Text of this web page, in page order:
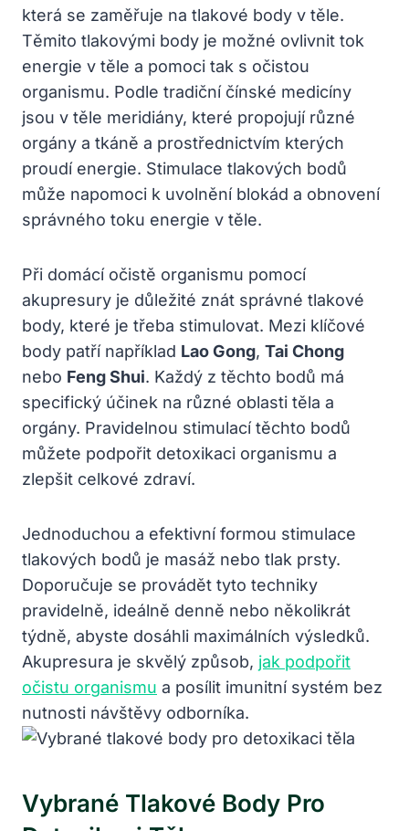
která se zaměřuje na tlakové body v těle.
Těmito tlakovými body je možné ovlivnit tok
energie v těle a pomoci tak s očistou
organismu. Podle tradiční čínské medicíny
jsou v těle meridiány, které propojují různé
orgány a tkáně a prostřednictvím kterých
proudí energie. Stimulace tlakových bodů
může napomoci k uvolnění blokád a obnovení
správného toku energie v těle.
Při domácí očistě organismu pomocí
akupresury je důležité znát správné tlakové
body, které je třeba stimulovat. Mezi klíčové
body patří například Lao Gong, Tai Chong
nebo Feng Shui. Každý z těchto bodů má
specifický účinek na různé oblasti těla a
orgány. Pravidelnou stimulací těchto bodů
můžete podpořit detoxikaci organismu a
zlepšit celkové zdraví.
Jednoduchou a efektivní formou stimulace
tlakových bodů je masáž nebo tlak prsty.
Doporučuje se provádět tyto techniky
pravidelně, ideálně denně nebo několikrát
týdně, abyste dosáhli maximálních výsledků.
Akupresura je skvělý způsob, jak podpořit
očistu organismu a posílit imunitní systém bez
nutnosti návštěvy odborníka.
Vybrané Tlakové Body Pro